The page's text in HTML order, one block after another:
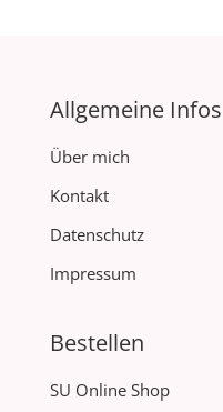
Allgemeine Infos
Über mich
Kontakt
Datenschutz
Impressum
Bestellen
SU Online Shop